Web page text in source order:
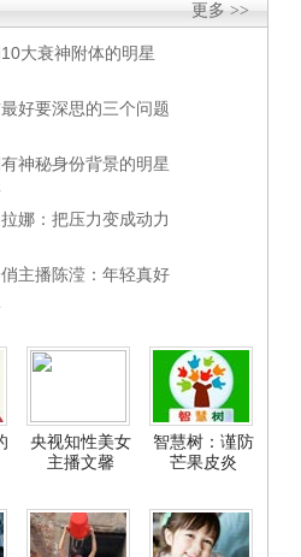
更多 >>
大衰神附体的明星
好要深思的三个问题
神秘身份背景的明星
娜：把压力变成动力
主播陈滢：年轻真好
央视知性美女
主播文馨
智慧树：谨防
芒果皮炎